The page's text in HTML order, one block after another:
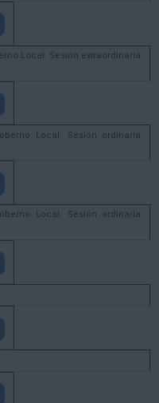
Local. Sesión extraordinaria
Local. Sesión ordinaria
Local. Sesión ordinaria